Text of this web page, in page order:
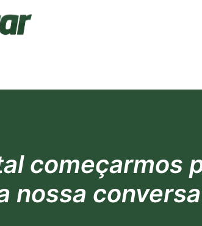
começarmos
nossa